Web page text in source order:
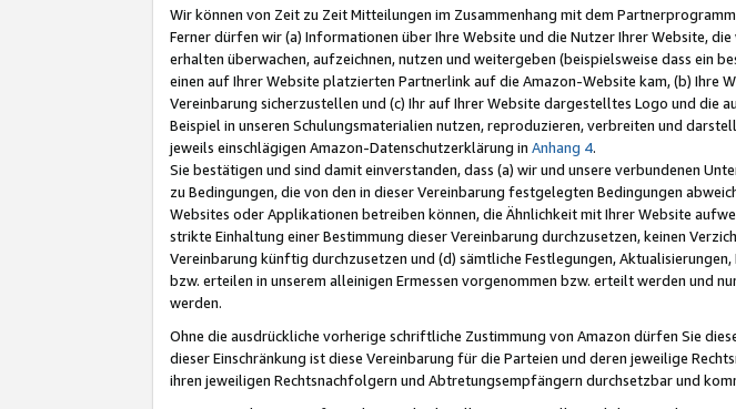
Wir können von Zeit zu Zeit Mitteilungen im Zusammenhang mit dem
Ferner dürfen wir (a) Informationen über Ihre Website und die Nutzer Ihrer Website,
erhalten überwachen, aufzeichnen, nutzen und weitergeben (beispielsweise dass ein
einen auf Ihrer Website platzierten Partnerlink auf die Amazon-Website kam, (b) Ihre
Vereinbarung sicherzustellen und (c) Ihr auf Ihrer Website dargestelltes Logo und
Beispiel in unseren Schulungsmaterialien nutzen, reproduzieren, verbreiten und
jeweils einschlägigen Amazon-Datenschutzerklärung in Anhang 4.
Sie bestätigen und sind damit einverstanden, dass (a) wir und unsere verbundenen
zu Bedingungen, die von den in dieser Vereinbarung festgelegten Bedingungen
Websites oder Applikationen betreiben können, die Ähnlichkeit mit Ihrer Website
strikte Einhaltung einer Bestimmung dieser Vereinbarung durchzusetzen, keinen
Vereinbarung künftig durchzusetzen und (d) sämtliche Festlegungen,
bzw. erteilen in unserem alleinigen Ermessen vorgenommen bzw. erteilt werden und
werden.
Ohne die ausdrückliche vorherige schriftliche Zustimmung von Amazon dürfen Sie
dieser Einschränkung ist diese Vereinbarung für die Parteien und deren jeweilige
ihren jeweiligen Rechtsnachfolgern und Abtretungsempfängern durchsetzbar und